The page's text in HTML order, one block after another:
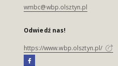
wmbc@wbp.olsztyn.pl
Odwiedź nas!
https://www.wbp.olsztyn.pl/